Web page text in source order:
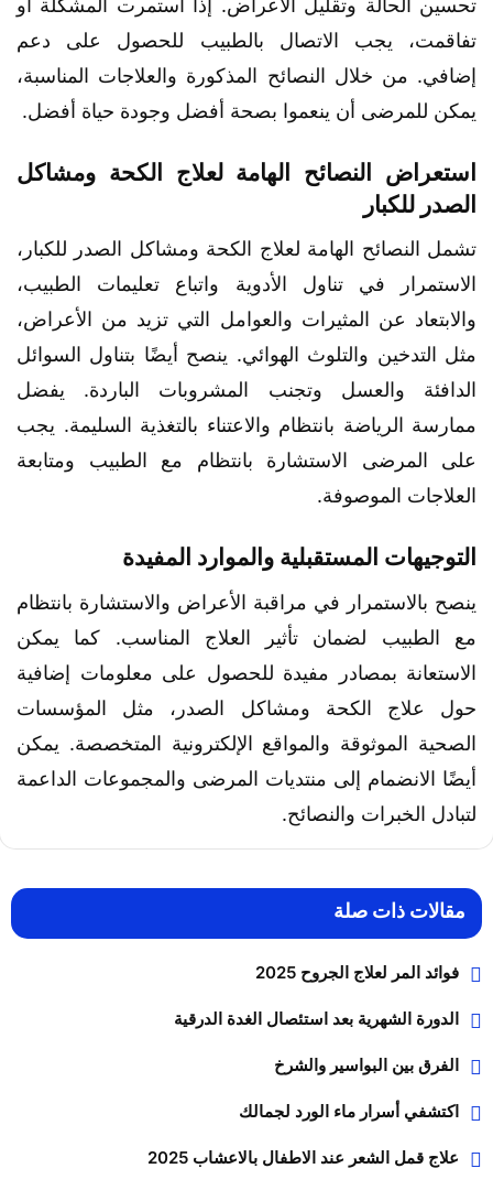
تفاقمت، يجب الاتصال بالطبيب للحصول على دعم
إضافي. من خلال النصائح المذكورة والعلاجات المناسبة،
يمكن للمرضى أن ينعموا بصحة أفضل وجودة حياة أفضل.
استعراض النصائح الهامة لعلاج الكحة ومشاكل
الصدر للكبار
تشمل النصائح الهامة لعلاج الكحة ومشاكل الصدر للكبار،
الاستمرار في تناول الأدوية واتباع تعليمات الطبيب،
والابتعاد عن المثيرات والعوامل التي تزيد من الأعراض،
مثل التدخين والتلوث الهوائي. ينصح أيضًا بتناول السوائل
الدافئة والعسل وتجنب المشروبات الباردة. يفضل
ممارسة الرياضة بانتظام والاعتناء بالتغذية السليمة. يجب
على المرضى الاستشارة بانتظام مع الطبيب ومتابعة
العلاجات الموصوفة.
التوجيهات المستقبلية والموارد المفيدة
ينصح بالاستمرار في مراقبة الأعراض والاستشارة بانتظام
مع الطبيب لضمان تأثير العلاج المناسب. كما يمكن
الاستعانة بمصادر مفيدة للحصول على معلومات إضافية
حول علاج الكحة ومشاكل الصدر، مثل المؤسسات
الصحية الموثوقة والمواقع الإلكترونية المتخصصة. يمكن
أيضًا الانضمام إلى منتديات المرضى والمجموعات الداعمة
لتبادل الخبرات والنصائح.
مقالات ذات صلة
فوائد المر لعلاج الجروح 2025
الدورة الشهرية بعد استئصال الغدة الدرقية
الفرق بين البواسير والشرخ
اكتشفي أسرار ماء الورد لجمالك
علاج قمل الشعر عند الاطفال بالاعشاب 2025